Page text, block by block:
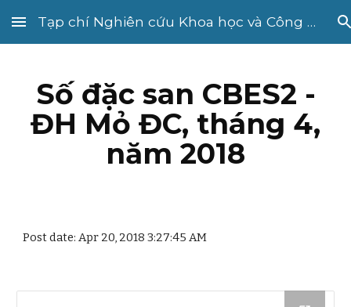
Skip to main content Skip to navigation
Tạp chí Nghiên cứu Khoa học và Công nghệ quân sự
Số đặc san CBES2 -
ĐH Mỏ ĐC, tháng 4,
năm 2018
Post date: Apr 20, 2018 3:27:45 AM